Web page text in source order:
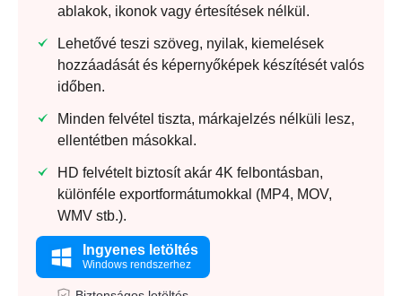
ablakok, ikonok vagy értesítések nélkül.
Lehetővé teszi szöveg, nyilak, kiemelések
hozzáadását és képernyőképek készítését valós
időben.
Minden felvétel tiszta, márkajelzés nélküli lesz,
ellentétben másokkal.
HD felvételt biztosít akár 4K felbontásban,
különféle exportformátumokkal (MP4, MOV,
WMV stb.).
Ingyenes letöltés
Windows rendszerhez